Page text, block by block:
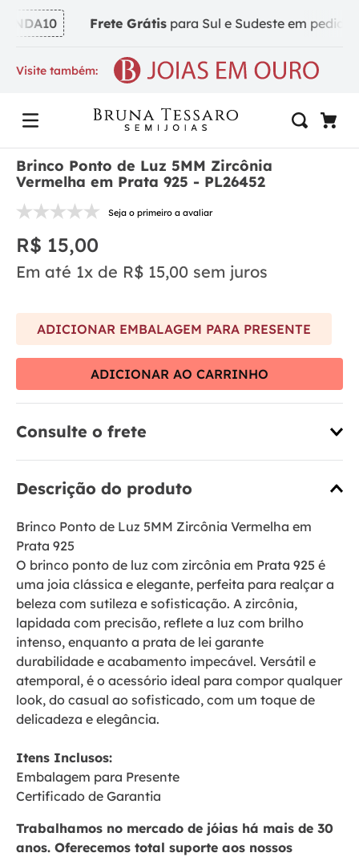
Frete Grátispara Sul e Sudeste em pedidos
Visite também:
Brinco Ponto de Luz 5MM Zircônia
Vermelha em Prata 925 - PL26452
Seja o primeiro a avaliar
R$ 15,00
Em até 1x de R$ 15,00 sem juros
ADICIONAR EMBALAGEM PARA PRESENTE
ADICIONAR AO CARRINHO
Consulte o frete
Descrição do produto
Brinco Ponto de Luz 5MM Zircônia Vermelha em
Prata 925
O brinco ponto de luz com zircônia em Prata 925 é
uma joia clássica e elegante, perfeita para realçar a
beleza com sutileza e sofisticação. A zircônia,
lapidada com precisão, reflete a luz com brilho
intenso, enquanto a prata de lei garante
durabilidade e acabamento impecável. Versátil e
atemporal, é o acessório ideal para compor qualquer
look, do casual ao sofisticado, com um toque de
delicadeza e elegância.
Itens Inclusos:
Embalagem para Presente
Certificado de Garantia
Trabalhamos no mercado de jóias há mais de 30
anos. Oferecemos total suporte aos nossos